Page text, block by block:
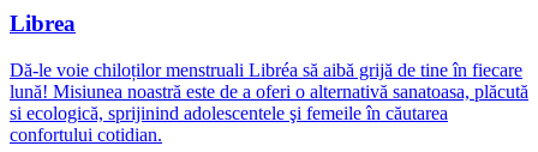
Librea
Dă-le voie chiloților menstruali Libréa să aibă grijă de tine în fiecare
lună! Misiunea noastră este de a oferi o alternativă sanatoasa, plăcută
si ecologică, sprijinind adolescentele şi femeile în căutarea
confortului cotidian.